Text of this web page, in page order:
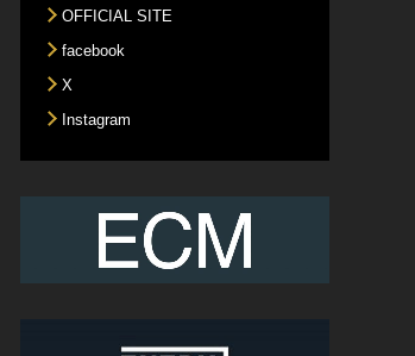
OFFICIAL SITE
facebook
X
Instagram